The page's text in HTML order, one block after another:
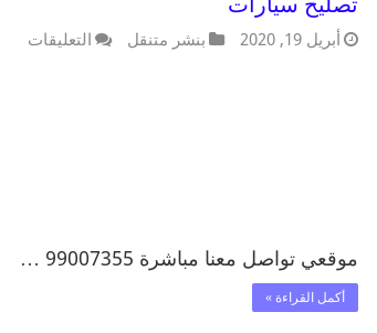
أبريل 19, 2020 بنشر متنقل التعليقات
موقعي تواصل معنا مباشرة 99007355 …
أكمل القراءة »